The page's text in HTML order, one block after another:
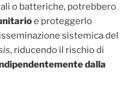
o batteriche, potrebbero
e proteggerlo
sistemica del
, riducendo il rischio di
dalla